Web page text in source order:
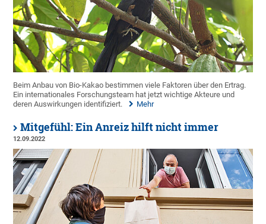
Beim Anbau von Bio-Kakao bestimmen viele Faktoren über den Ertrag.
Ein internationales Forschungsteam hat jetzt wichtige Akteure und
deren Auswirkungen identifiziert.
Mehr
Mitgefühl: Ein Anreiz hilft nicht immer
12.09.2022